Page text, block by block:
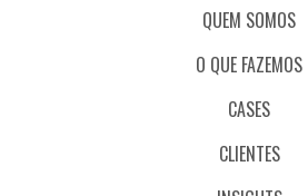
QUEM SOMOS
O QUE FAZEMOS
CASES
CLIENTES